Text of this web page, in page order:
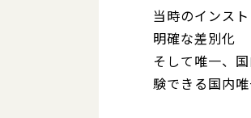
当時のインス
明確な差別化
そして唯一、
験できる国内